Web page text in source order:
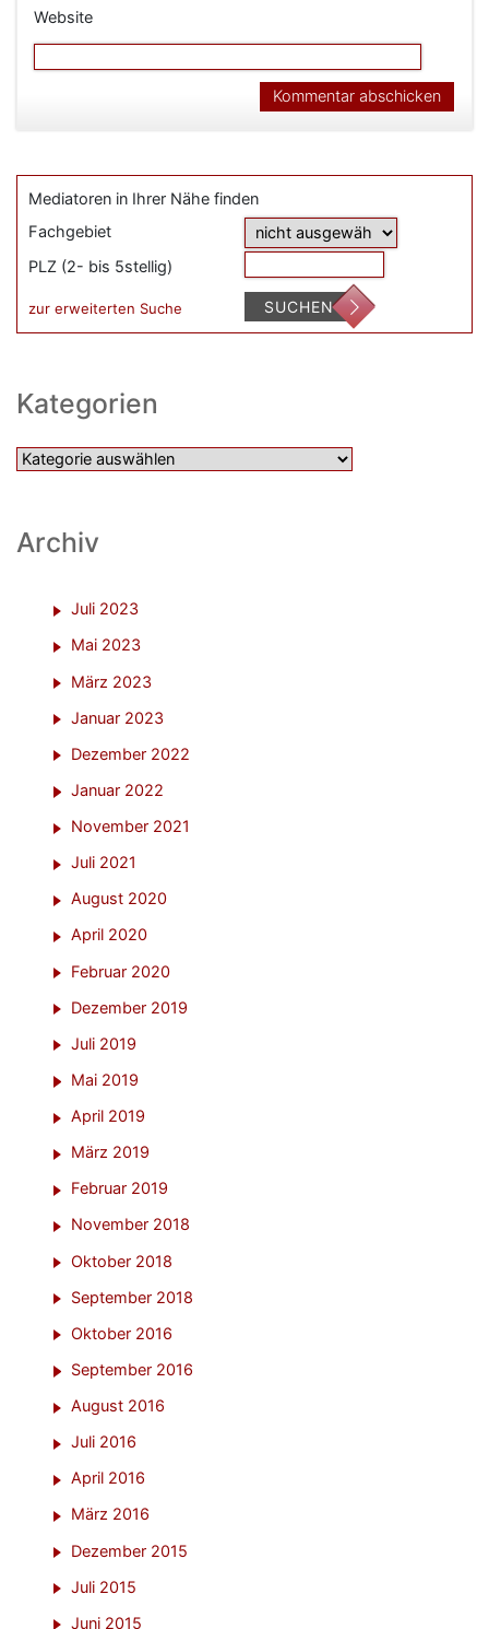
Website
Mediatoren in Ihrer Nähe finden
Fachgebiet
PLZ (2- bis 5stellig)
zur erweiterten Suche SUCHEN
Kategorien
Kategorien
Archiv
Juli 2023
Mai 2023
März 2023
Januar 2023
Dezember 2022
Januar 2022
November 2021
Juli 2021
August 2020
April 2020
Februar 2020
Dezember 2019
Juli 2019
Mai 2019
April 2019
März 2019
Februar 2019
November 2018
Oktober 2018
September 2018
Oktober 2016
September 2016
August 2016
Juli 2016
April 2016
März 2016
Dezember 2015
Juli 2015
Juni 2015